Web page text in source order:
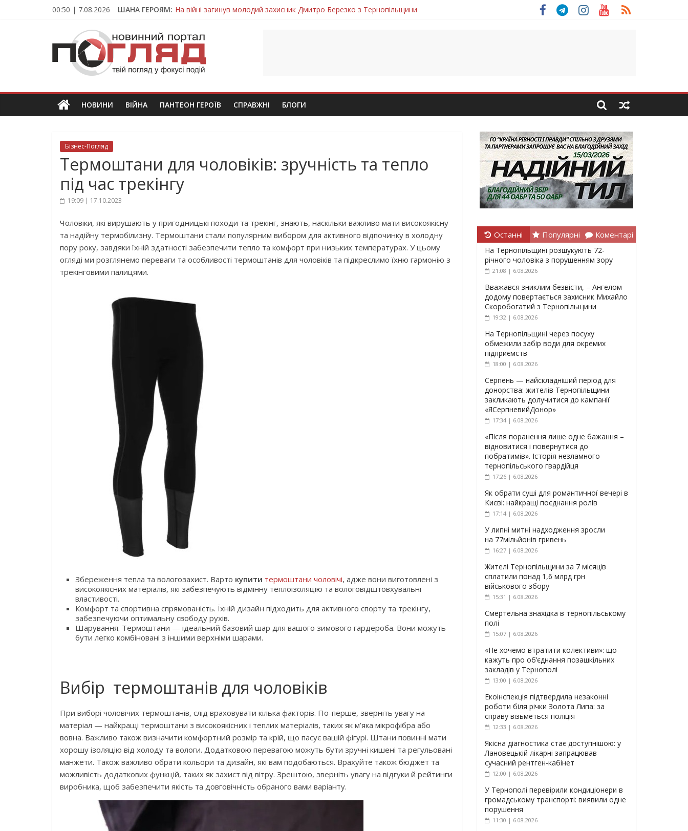
00:50 | 7.08.2026 ШАНА ГЕРОЯМ: На війні загинув молодий захисник Дмитро Березко з Тернопільщини
Захисник з Тернопільщини Петро Федів повертається до рідного дому «на щиті»
Тернопільщина в скорботі: на щиті повертається воїн Володимир Паламарчук
Вважався зниклим безвісти, – Ангелом додому повертається захисник Михайло Скоробогатий з Тернопільщини
ПОГЛЯД
Новини
Тернополя.
новини
та
НОВИНИ ВІЙНА ПАНТЕОН ГЕРОЇВ СПРАВЖНІ БЛОГИ
Бізнес-Погляд
Термоштани для чоловіків: зручність та тепло
під час трекінгу
19:09 | 17.10.2023
Чоловіки, які вирушають у пригодницькі походи та трекінг, знають, наскільки важливо мати високоякісну
та надійну термобілизну. Термоштани стали популярним вибором для активного відпочинку в холодну
пору року, завдяки їхній здатності забезпечити тепло та комфорт при низьких температурах. У цьому
огляді ми розглянемо переваги та особливості термоштанів для чоловіків та підкреслимо їхню гармонію з
трекінговими палицями.
Збереження тепла та вологозахист. Варто купити термоштани чоловічі, адже вони виготовлені з
високоякісних матеріалів, які забезпечують відмінну теплоізоляцію та вологовідштовхувальні
властивості.
Комфорт та спортивна спрямованість. Їхній дизайн підходить для активного спорту та трекінгу,
забезпечуючи оптимальну свободу рухів.
Шарування. Термоштани — ідеальний базовий шар для вашого зимового гардероба. Вони можуть
бути легко комбіновані з іншими верхніми шарами.
Вибір термоштанів для чоловіків
При виборі чоловічих термоштанів, слід враховувати кілька факторів. По-перше, зверніть увагу на
матеріал — найкращі термоштани з високоякісних і теплих матеріалів, таких як м’яка мікрофібра або
вовна. Важливо також визначити комфортний розмір та крій, що пасує вашій фігурі. Штани повинні мати
хорошу ізоляцію від холоду та вологи. Додатковою перевагою можуть бути зручні кишені та регульовані
манжети. Також важливо обрати кольори та дизайн, які вам подобаються. Врахуйте також бюджет та
можливість додаткових функцій, таких як захист від вітру. Зрештою, зверніть увагу на відгуки й рейтинги
виробника, щоб забезпечити якість та довговічність обраного вами варіанту.
Останні Популярні Коментарі
На Тернопільщині розшукують 72-
річного чоловіка з порушенням зору
21:08 | 6.08.2026
Вважався зниклим безвісти, – Ангелом
додому повертається захисник Михайло
Скоробогатий з Тернопільщини
19:32 | 6.08.2026
На Тернопільщині через посуху
обмежили забір води для окремих
підприємств
18:00 | 6.08.2026
Серпень — найскладніший період для
донорства: жителів Тернопільщини
закликають долучитися до кампанії
«ЯСерпневийДонор»
17:34 | 6.08.2026
«Після поранення лише одне бажання –
відновитися і повернутися до
побратимів». Історія незламного
тернопільського гвардійця
17:26 | 6.08.2026
Як обрати суші для романтичної вечері в
Києві: найкращі поєднання ролів
17:14 | 6.08.2026
У липні митні надходження зросли
на 77мільйонів гривень
16:27 | 6.08.2026
Жителі Тернопільщини за 7 місяців
сплатили понад 1,6 млрд грн
військового збору
15:31 | 6.08.2026
Смертельна знахідка в тернопільському
полі
15:07 | 6.08.2026
«Не хочемо втратити колективи»: що
кажуть про об’єднання позашкільних
закладів у Тернополі
13:00 | 6.08.2026
Екоінспекція підтвердила незаконні
роботи біля річки Золота Липа: за
справу візьметься поліція
12:33 | 6.08.2026
Якісна діагностика стає доступнішою: у
Лановецькій лікарні запрацював
сучасний рентген-кабінет
12:00 | 6.08.2026
У Тернополі перевірили кондиціонери в
громадському транспорті: виявили одне
порушення
11:30 | 6.08.2026